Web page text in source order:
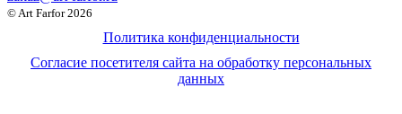
© Art Farfor 2026
Политика конфиденциальности
Согласие посетителя сайта на обработку персональных
данных